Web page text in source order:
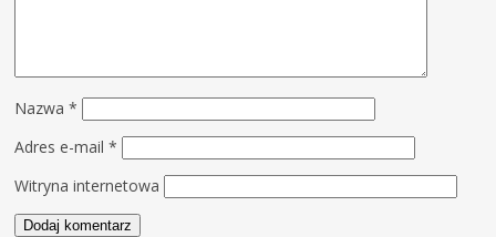
Nazwa*
Adres e-mail*
Witryna internetowa